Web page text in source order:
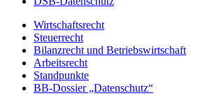
Wirtschaftsrecht
Steuerrecht
Bilanzrecht und Betriebswirtschaft
Arbeitsrecht
Standpunkte
BB-Dossier „Datenschutz“